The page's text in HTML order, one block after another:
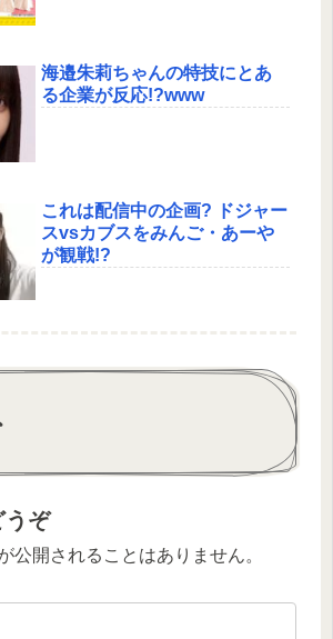
海邉朱莉ちゃんの特技にとあ
る企業が反応!?www
これは配信中の企画? ドジャー
スvsカブスをみんご・あーや
が観戦!?
うぞ
公開されることはありません。